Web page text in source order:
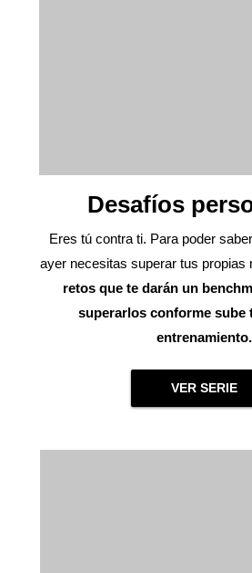
Desafíos
Eres tú contra ti. Para poder
ayer necesitas superar tus propias
retos que te darán un
superarlos conforme sube
entrenamiento.
VER SERIE